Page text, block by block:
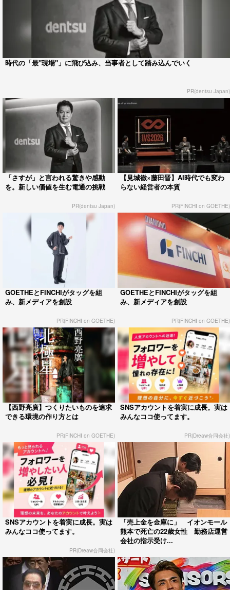
時代の「最"現場"」に飛び込み、当事者として踏み込んでいく
PR(dentsu Japan)
「さすが」と言われる驚きや感動
を。新しい価値を生む電通の挑戦
PR(dentsu Japan)
【見城徹×藤田晋】AI時代でも変わ
らない経営者の本質
PR(FINCHI on GOETHE)
GOETHEとFINCHIがタッグを組
み、新メディアを創設
PR(FINCHI on GOETHE)
GOETHEとFINCHIがタッグを組
み、新メディアを創設
PR(FINCHI on GOETHE)
【西野亮廣】つくりたいものを追求
できる環境の作り方とは
PR(FINCHI on GOETHE)
SNSアカウントを着実に成長。実は
みんなココ使ってます。
PR(Dreaw合同会社)
SNSアカウントを着実に成長。実は
みんなココ使ってます。
PR(Dreaw合同会社)
「売上金を金庫に」 イオンモール
熊本で死亡の22歳女性 勤務店運営
会社の指示受け...